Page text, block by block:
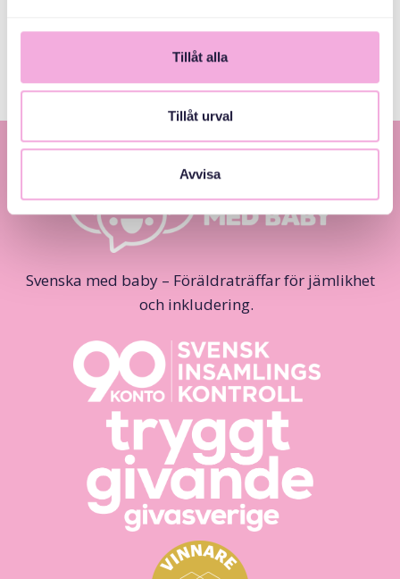
Tillåt alla
Tillåt urval
Avvisa
Svenska med baby – Föräldraträffar för jämlikhet
och inkludering.